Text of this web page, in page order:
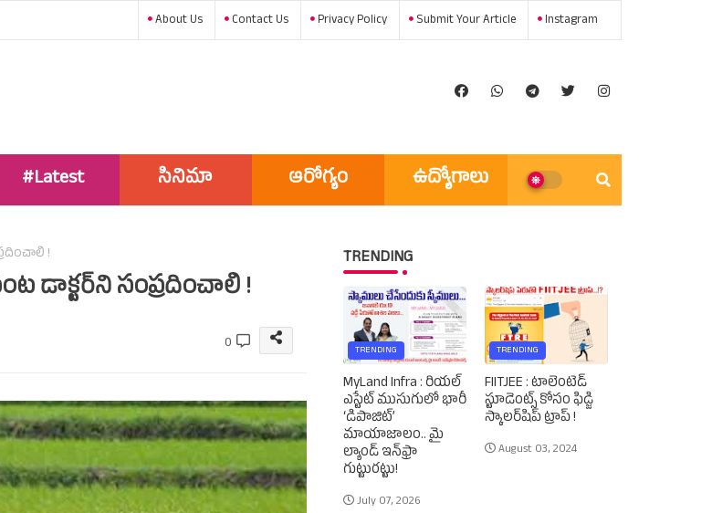
About Us Contact Us Privacy Policy Submit Your Article Instagram
#Latest
సినిమా ఆరోగ్యం ఉద్యోగాలు అన్ని వార్తలు
!
పంట డాక్టర్‌ని సంప్రదించాలి !
0
TRENDING
TRENDING
MyLand Infra : రియల్
ఎస్టేట్ ముసుగులో భారీ
‘డిపాజిట్’
మాయాజాలం.. మై
ల్యాండ్ ఇన్‌ఫ్రా
గుట్టురట్టు!
July 07, 2026
TRENDING
FIITJEE : టాలెంటెడ్‌
స్టూడెంట్స్‌ కోసం ఫిడ్జి
స్కాలర్‌షిప్‌ ట్రాప్‌ !
August 03, 2024